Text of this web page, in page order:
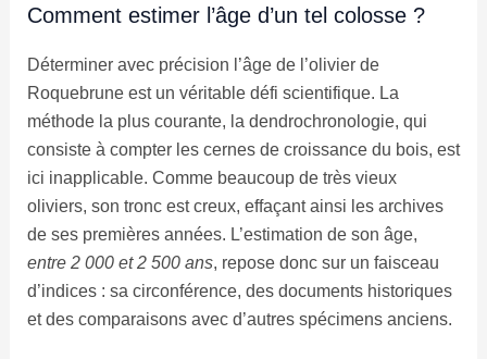
Comment estimer l’âge d’un tel colosse ?
Déterminer avec précision l’âge de l’olivier de
Roquebrune est un véritable défi scientifique. La
méthode la plus courante, la dendrochronologie, qui
consiste à compter les cernes de croissance du bois, est
ici inapplicable. Comme beaucoup de très vieux
oliviers, son tronc est creux, effaçant ainsi les archives
de ses premières années. L’estimation de son âge,
entre 2 000 et 2 500 ans, repose donc sur un faisceau
d’indices : sa circonférence, des documents historiques
et des comparaisons avec d’autres spécimens anciens.